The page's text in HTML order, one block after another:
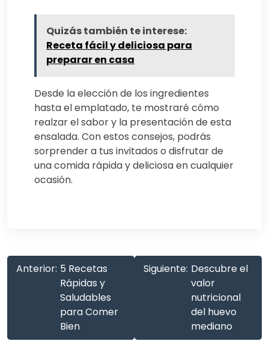
Quizás también te interese:
Receta fácil y deliciosa para
preparar en casa
Desde la elección de los ingredientes
hasta el emplatado, te mostraré cómo
realzar el sabor y la presentación de esta
ensalada. Con estos consejos, podrás
sorprender a tus invitados o disfrutar de
una comida rápida y deliciosa en cualquier
ocasión.
Anterior: 5 Recetas
Rápidas y
Saludables
para Comer
Bien
Siguiente: Descubre el
valor
nutricional
del huevo
mediano